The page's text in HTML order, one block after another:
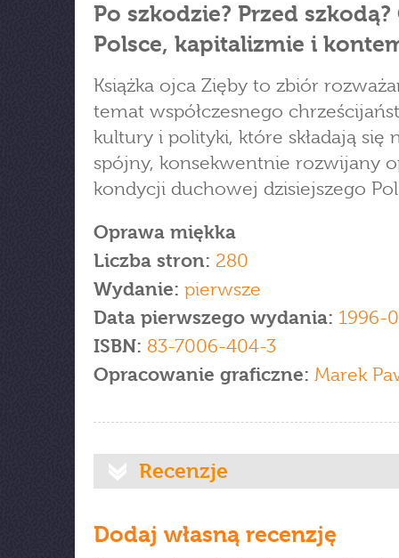
Po szkodzie? Przed szkodą?
Polsce, kapitalizmie i
Książka ojca Zięby to zbiór
temat współczesnego
kultury i polityki, które składają się
spójny, konsekwentnie rozwijany
kondycji duchowej dzisiejszego
Oprawa miękka
Liczba stron: 280
Wydanie: pierwsze
Data pierwszego wydania: 1996-
ISBN: 83-7006-404-3
Opracowanie graficzne: Marek
Recenzje
Dodaj własną recenzję